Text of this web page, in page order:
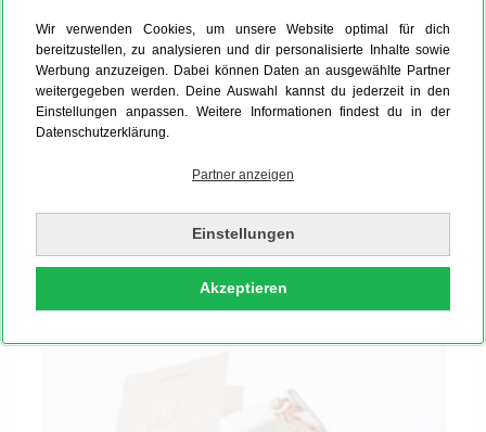
Wir verwenden Cookies, um unsere Website optimal für dich
bereitzustellen, zu analysieren und dir personalisierte Inhalte sowie
Werbung anzuzeigen. Dabei können Daten an ausgewählte Partner
weitergegeben werden. Deine Auswahl kannst du jederzeit in den
Einstellungen anpassen. Weitere Informationen findest du in der
Datenschutzerklärung.
Partner anzeigen
Einstellungen
Akzeptieren
Für Deine Ostergrüße hast Du gleich zwei Karten-
Formate zur Auswahl. Die klassische Klappkarte
kann ideal als Einladungskarte verschickt werden,
falls Du zum Osterbrunch einladen möchtest.
längere Texte kannst Du darauf wunderbar ergänzen.
für den schnellen Ostergruß für Familien und Freunde
geeignet ist.